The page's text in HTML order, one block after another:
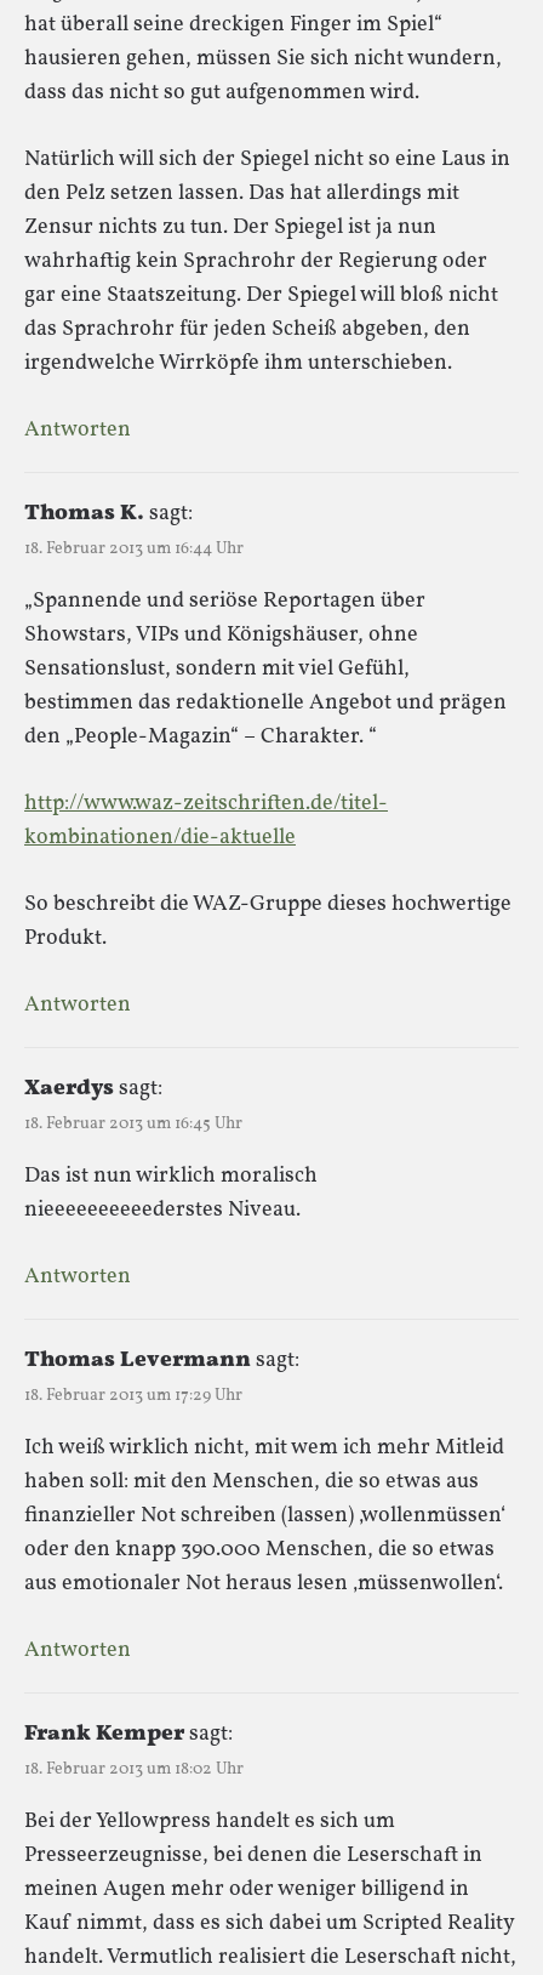
hat überall seine dreckigen Finger im Spiel“
hausieren gehen, müssen Sie sich nicht wundern,
dass das nicht so gut aufgenommen wird.
Natürlich will sich der Spiegel nicht so eine Laus in
den Pelz setzen lassen. Das hat allerdings mit
Zensur nichts zu tun. Der Spiegel ist ja nun
wahrhaftig kein Sprachrohr der Regierung oder
gar eine Staatszeitung. Der Spiegel will bloß nicht
das Sprachrohr für jeden Scheiß abgeben, den
irgendwelche Wirrköpfe ihm unterschieben.
Antworten
Thomas K. sagt:
18. Februar 2013 um 16:44 Uhr
„Spannende und seriöse Reportagen über
Showstars, VIPs und Königshäuser, ohne
Sensationslust, sondern mit viel Gefühl,
bestimmen das redaktionelle Angebot und prägen
den „People-Magazin“ – Charakter. “
http://www.waz-zeitschriften.de/titel-
kombinationen/die-aktuelle
So beschreibt die WAZ-Gruppe dieses hochwertige
Produkt.
Antworten
Xaerdyssagt:
18. Februar 2013 um 16:45 Uhr
Das ist nun wirklich moralisch
nieeeeeeeeeederstes Niveau.
Antworten
Thomas Levermannsagt:
18. Februar 2013 um 17:29 Uhr
Ich weiß wirklich nicht, mit wem ich mehr Mitleid
haben soll: mit den Menschen, die so etwas aus
finanzieller Not schreiben (lassen) ‚wollenmüssen‘
oder den knapp 390.000 Menschen, die so etwas
aus emotionaler Not heraus lesen ‚müssenwollen‘.
Antworten
Frank Kempersagt:
18. Februar 2013 um 18:02 Uhr
Bei der Yellowpress handelt es sich um
Presseerzeugnisse, bei denen die Leserschaft in
meinen Augen mehr oder weniger billigend in
Kauf nimmt, dass es sich dabei um Scripted Reality
handelt. Vermutlich realisiert die Leserschaft nicht,